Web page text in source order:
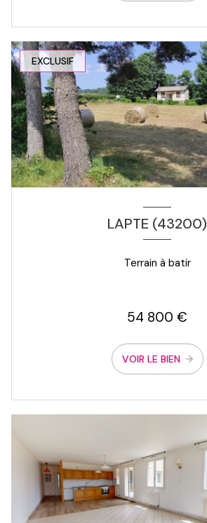
EXCLUSIF
LAPTE (43200)
Terrain à batir
54 800 €
VOIR LE BIEN